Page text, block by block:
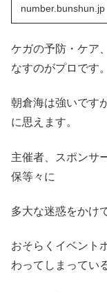
number.bunshun.jp
ケガの予防・ケア
なすのがプロです。
朝倉海は強いです
に思えます。
主催者、スポンサ
保等々に
多大な迷惑をかけ
おそらくイベント
わってしまってい